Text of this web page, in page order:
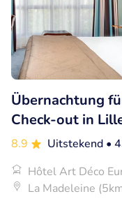
Übernachtung
Check-out in
8.9 Uitstekend •
Hôtel Art Déco
La Madeleine